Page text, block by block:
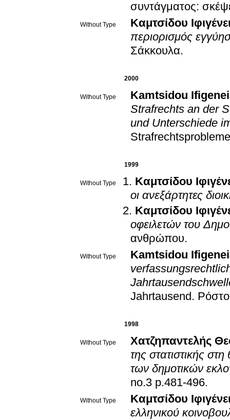
συντάγματος:
Without Type
Καμτσίδου
περιορισμός
Σάκκουλα.
2000
Without Type
Kamtsidou
Strafrechts an der
und Unterschiede
1999
Without Type
Καμτσίδου
οι ανεξάρτητες
Καμτσίδου
οφειλετών του
ανθρώπου.
Without Type
Kamtsidou
Jahrtausend .
1998
Without Type
Χατζηπαντελής
της στατιστικής
των δημοτικών
no.3 p.481-496.
Without Type
Καμτσίδου
ελληνικού